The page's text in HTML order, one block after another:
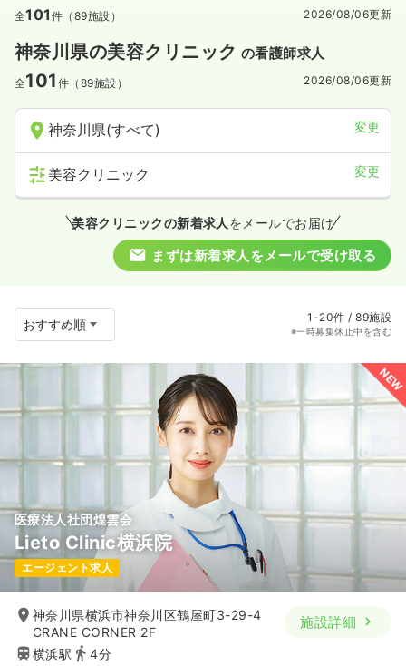
全101 件（89施設） 2026/08/06更新
神奈川県の美容クリニック の看護師求人
全101 件（89施設） 2026/08/06更新
神奈川県(すべて) 変更
美容クリニック 変更
美容クリニックの新着求人をメールでお届け
まずは新着求人をメールで受け取る
1-20件 / 89施設
※一時募集休止中を含む
NEW
医療法人社団煌雲会
Lieto Clinic横浜院
エージェント求人
神奈川県横浜市神奈川区鶴屋町3-29-4
CRANE CORNER 2F
横浜駅
4分
施設詳細